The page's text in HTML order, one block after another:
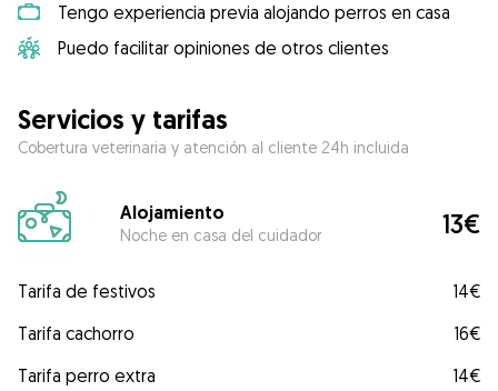
Tengo experiencia previa alojando perros en casa
Puedo facilitar opiniones de otros clientes
Servicios y tarifas
Cobertura veterinaria y atención al cliente 24h incluida
Alojamiento
Noche en casa del cuidador 13€
Tarifa de festivos
14€
Tarifa cachorro
16€
Tarifa perro extra
14€